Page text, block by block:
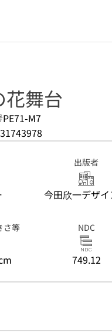
花舞台
PE71-M7
出版者
今田欣一デザイ
さ等 NDC
749.12